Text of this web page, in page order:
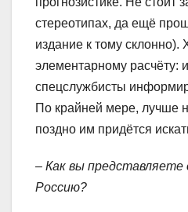
стереотипах, да ещё
издание к тому склонно).
элементарному расчёту:
спецслужбисты
По крайней мере, лучше
поздно им придётся
– Как вы представляете
Россию?